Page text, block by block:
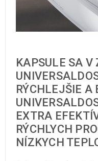
KAPSULE SA V
RÝCHLEJŠIE A
EXTRA
RÝCHLYCH
NÍZKYCH